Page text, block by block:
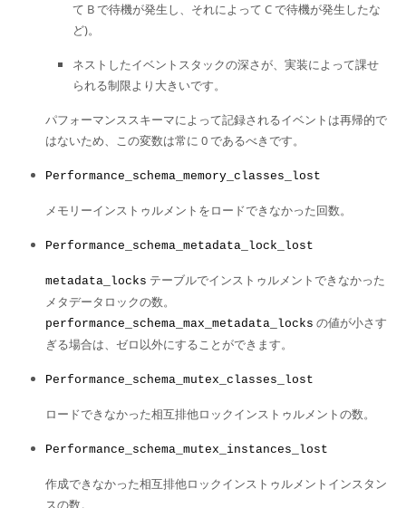
て B で待機が発生し、それによって C で待機が発生したな
ど)。
ネストしたイベントスタックの深さが、実装によって課せ
られる制限より大きいです。
パフォーマンススキーマによって記録されるイベントは再帰的で
はないため、この変数は常に 0 であるべきです。
Performance_schema_memory_classes_lost
メモリーインストゥルメントをロードできなかった回数。
Performance_schema_metadata_lock_lost
metadata_locks テーブルでインストゥルメントできなかった
メタデータロックの数。
performance_schema_max_metadata_locks の値が小さす
ぎる場合は、ゼロ以外にすることができます。
Performance_schema_mutex_classes_lost
ロードできなかった相互排他ロックインストゥルメントの数。
Performance_schema_mutex_instances_lost
作成できなかった相互排他ロックインストゥルメントインスタン
スの数。